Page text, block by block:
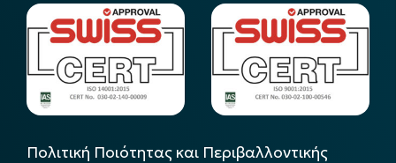
Πολιτική Ποιότητας και Περιβαλλοντικής